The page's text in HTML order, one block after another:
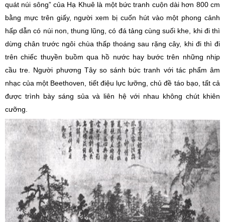
quát núi sông” của Hạ Khuê là một bức tranh cuộn dài hơn 800 cm
bằng mực trên giấy, người xem bị cuốn hút vào một phong cảnh
hấp dẫn có núi non, thung lũng, có đá tảng cùng suối khe, khi đi thì
dừng chân trước ngôi chùa thấp thoáng sau rặng cây, khi đi thì đi
trên chiếc thuyền buồm qua hồ nước hay bước trên những nhịp
cầu tre. Người phương Tây so sánh bức tranh với tác phẩm âm
nhạc của một Beethoven, tiết điệu lực lưỡng, chủ đề táo bạo, tất cả
được trình bày sáng sủa và liên hệ với nhau không chút khiên
cưỡng.